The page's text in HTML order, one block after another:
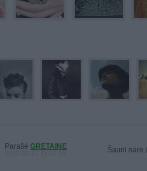
Parašė GRETAINE Šauni